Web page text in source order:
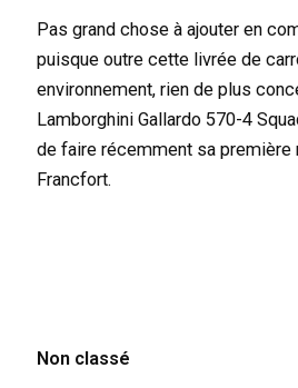
Pas grand chose à ajouter en
puisque outre cette livrée de
environnement, rien de plus
Lamborghini Gallardo 570-4
de faire récemment sa
Francfort.
Non classé